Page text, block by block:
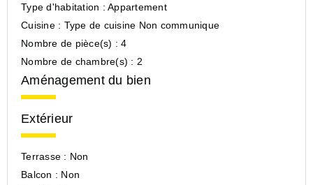
Type d'habitation : Appartement
Cuisine : Type de cuisine Non communique
Nombre de pièce(s) :4
Nombre de chambre(s) : 2
Aménagement du bien
Extérieur
Terrasse : Non
Balcon : Non